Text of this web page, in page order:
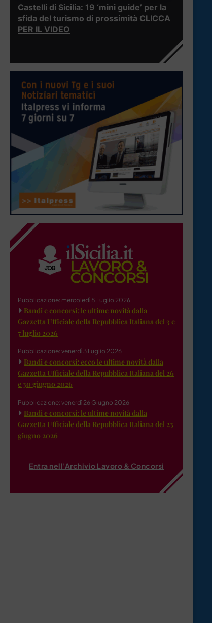
Castelli di Sicilia: 19 ‘mini guide’ per la
sfida del turismo di prossimità CLICCA
PER IL VIDEO
Pubblicazione: mercoledì 8 Luglio 2026
Bandi e concorsi: le ultime novità dalla
Gazzetta Ufficiale della Repubblica Italiana del 3 e
7 luglio 2026
Pubblicazione: venerdì 3 Luglio 2026
Bandi e concorsi: ecco le ultime novità dalla
Gazzetta Ufficiale della Repubblica Italiana del 26
e 30 giugno 2026
Pubblicazione: venerdì 26 Giugno 2026
Bandi e concorsi: le ultime novità dalla
Gazzetta Ufficiale della Repubblica Italiana del 23
giugno 2026
Entra nell'Archivio Lavoro & Concorsi